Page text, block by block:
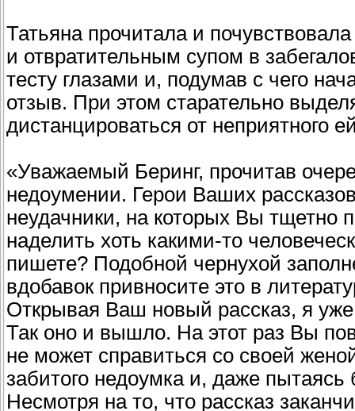
Татьяна прочитала и
и отвратительным супом в
тесту глазами и, подумав с чего
отзыв. При этом старательно
дистанцироваться от неприятного
«Уважаемый Беринг, прочитав
недоумении. Герои Ваших
неудачники, на которых Вы тщетно
наделить хоть какими-то
пишете? Подобной чернухой
вдобавок привносите это в
Открывая Ваш новый рассказ, я уже
Так оно и вышло. На этот раз Вы
не может справиться со своей
забитого недоумка и, даже пытаясь
Несмотря на то, что рассказ